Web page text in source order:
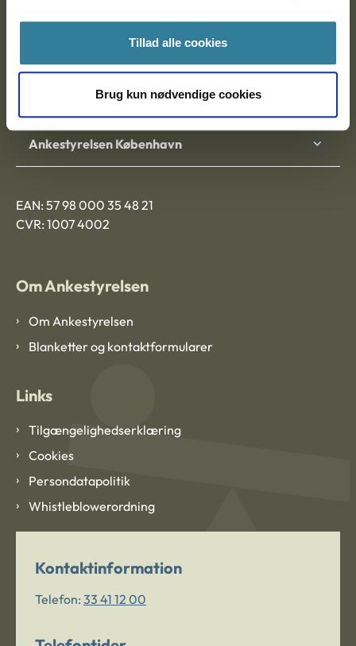
Tillad alle cookies
Brug kun nødvendige cookies
Ankestyrelsen Aalborg
Ankestyrelsen København
EAN: 57 98 000 35 48 21
CVR: 1007 4002
Om Ankestyrelsen
Om Ankestyrelsen
Blanketter og kontaktformularer
Links
Tilgængelighedserklæring
Cookies
Persondatapolitik
Whistleblowerordning
Kontaktinformation
Telefon: 33 41 12 00